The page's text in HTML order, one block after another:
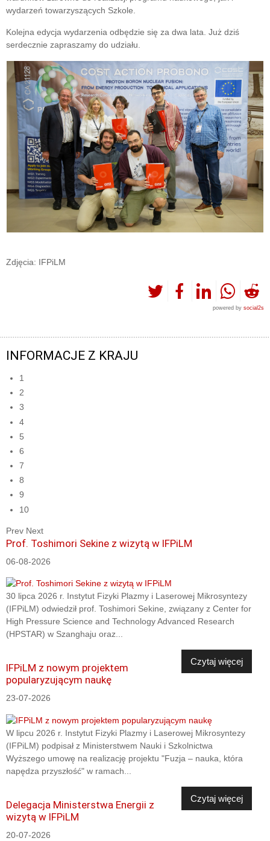
wydarzeń towarzyszących Szkole.
Kolejna edycja wydarzenia odbędzie się za dwa lata. Już dziś
serdecznie zapraszamy do udziału.
Zdjęcia: IFPiLM
powered by social2s
INFORMACJE Z KRAJU
1
2
3
4
5
6
7
8
9
10
Prev Next
Prof. Toshimori Sekine z wizytą w IFPiLM
06-08-2026
30 lipca 2026 r. Instytut Fizyki Plazmy i Laserowej Mikrosyntezy
(IFPiLM) odwiedził prof. Toshimori Sekine, związany z Center for
High Pressure Science and Technology Advanced Research
(HPSTAR) w Szanghaju oraz...
Czytaj więcej
IFPiLM z nowym projektem
popularyzującym naukę
23-07-2026
W lipcu 2026 r. Instytut Fizyki Plazmy i Laserowej Mikrosyntezy
(IFPiLM) podpisał z Ministerstwem Nauki i Szkolnictwa
Wyższego umowę na realizację projektu "Fuzja – nauka, która
napędza przyszłość" w ramach...
Czytaj więcej
Delegacja Ministerstwa Energii z
wizytą w IFPiLM
20-07-2026